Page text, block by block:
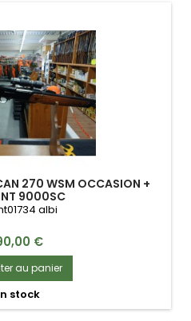
270 WSM OCCASION +
9000SC
albi
€
au panier
stock